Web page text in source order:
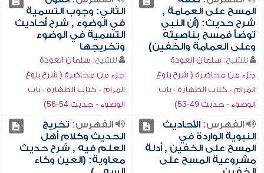
المسح على العمامة ,
شرح حديث: (أن النبي
توضأ فمسح بناصيته
وعلى العمامة والخفين)
للشيخ: سلمان العودة
جزء من محاضرة ( شرح بلوغ
المرام - كتاب الطهارة - باب
الوضوء - حديث 49-53)
الثاني: وجوب التسمية
في الوضوء , شرح أحاديث
التسمية في الوضوء
وتخريجها
للشيخ: سلمان العودة
جزء من محاضرة ( شرح بلوغ
المرام - كتاب الطهارة - باب
الوضوء - حديث 54-56)
الفهرس:الأحاديث
النبوية الواردة في
المسح على الخفين , أدلة
مشروعية المسح على
الفهرس: تخريج
الحديث وكلام أهل
العلم فيه , شرح حديث
معاوية: (العين وكاء